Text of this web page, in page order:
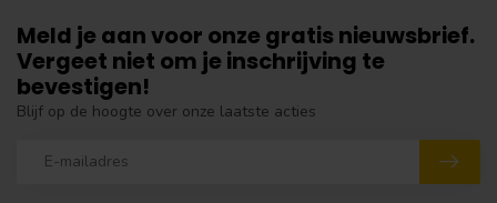
Meld je aan voor onze gratis nieuwsbrief.
Vergeet niet om je inschrijving te
bevestigen!
Blijf op de hoogte over onze laatste acties